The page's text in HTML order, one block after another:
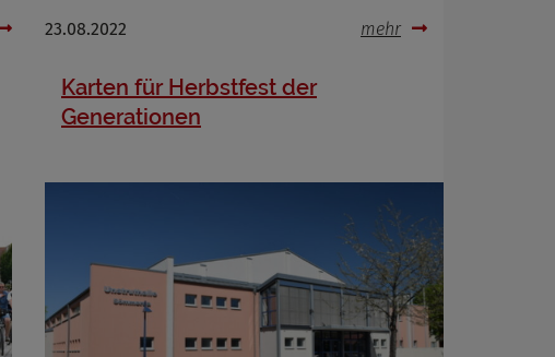
23.08.2022 mehr
Karten für Herbstfest der
Generationen